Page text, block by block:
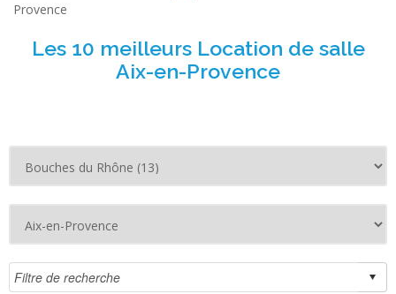
Provence
Les 10 meilleurs Location de salle
Aix-en-Provence